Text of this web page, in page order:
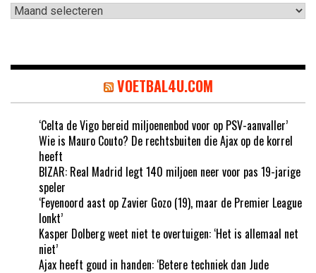
Archieven
VOETBAL4U.COM
‘Celta de Vigo bereid miljoenenbod voor op PSV-aanvaller’
Wie is Mauro Couto? De rechtsbuiten die Ajax op de korrel
heeft
BIZAR: Real Madrid legt 140 miljoen neer voor pas 19-jarige
speler
‘Feyenoord aast op Zavier Gozo (19), maar de Premier League
lonkt’
Kasper Dolberg weet niet te overtuigen: ‘Het is allemaal net
niet’
Ajax heeft goud in handen: ‘Betere techniek dan Jude